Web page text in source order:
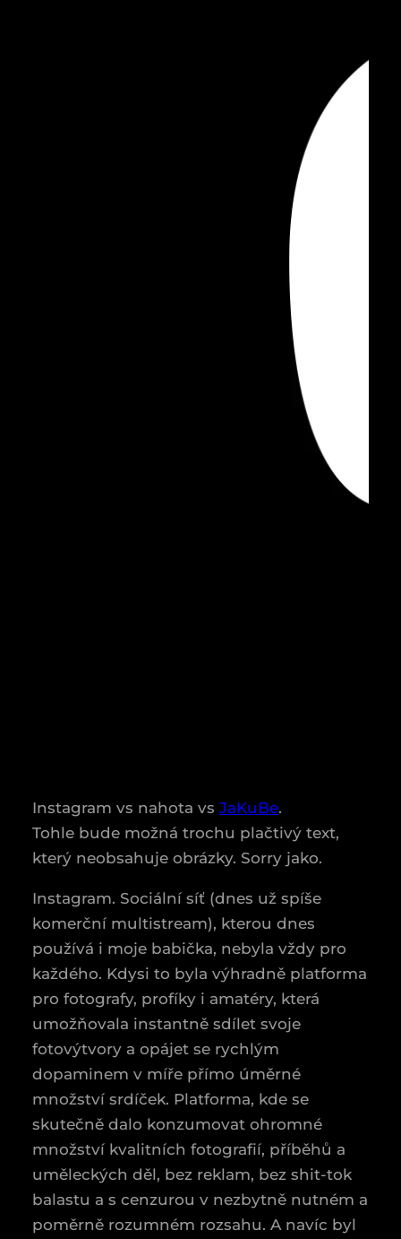
Instagram vs nahota vs JaKuBe.
Tohle bude možná trochu plačtivý text,
který neobsahuje obrázky. Sorry jako.
Instagram. Sociální síť (dnes už spíše
komerční multistream), kterou dnes
používá i moje babička, nebyla vždy pro
každého. Kdysi to byla výhradně platforma
pro fotografy, profíky i amatéry, která
umožňovala instantně sdílet svoje
fotovýtvory a opájet se rychlým
dopaminem v míře přímo úměrné
množství srdíček. Platforma, kde se
skutečně dalo konzumovat ohromné
množství kvalitních fotografií, příběhů a
uměleckých děl, bez reklam, bez shit-tok
balastu a s cenzurou v nezbytně nutném a
poměrně rozumném rozsahu. A navíc byl